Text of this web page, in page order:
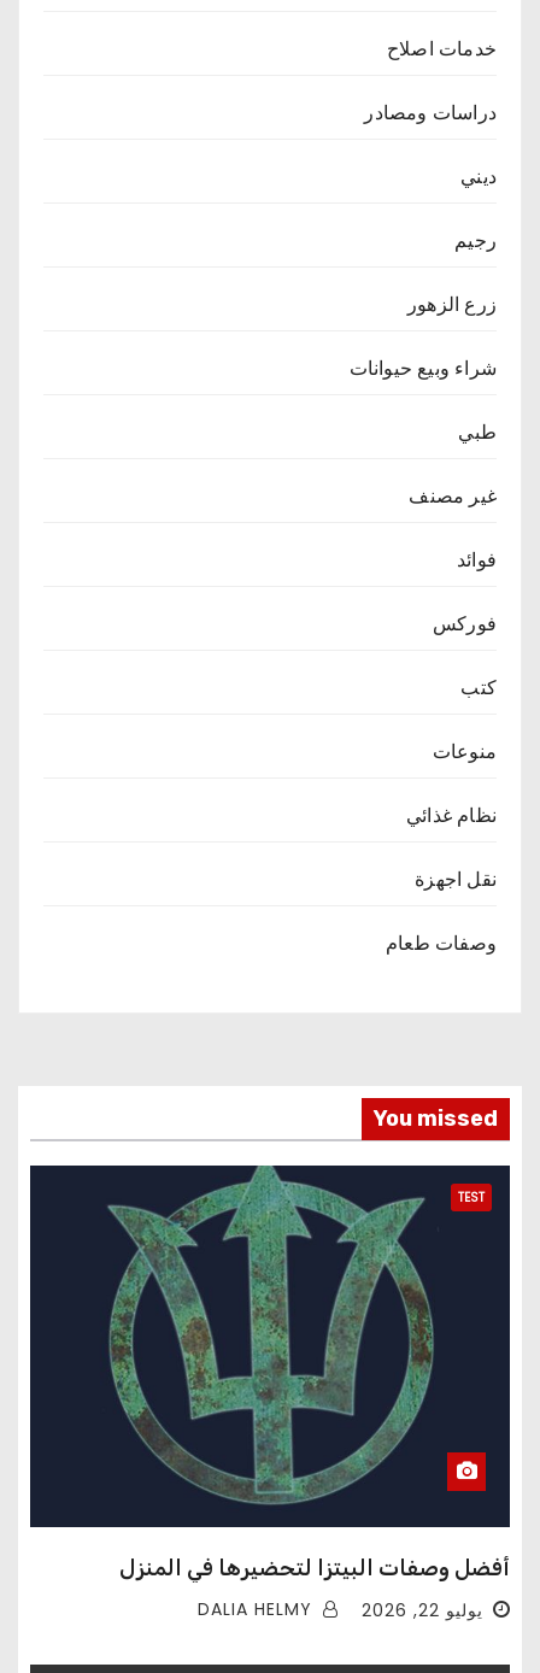
خدمات اصلاح
دراسات ومصادر
ديني
رجيم
زرع الزهور
شراء وبيع حيوانات
طبي
غير مصنف
فوائد
فوركس
كتب
منوعات
نظام غذائي
نقل اجهزة
وصفات طعام
You missed
TEST
أفضل وصفات البيتزا لتحضيرها في المنزل
يوليو 22, 2026